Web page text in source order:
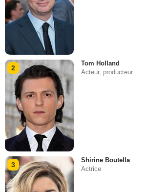
2
Tom Holland
Acteur, producteur
3
Shirine Boutella
Actrice